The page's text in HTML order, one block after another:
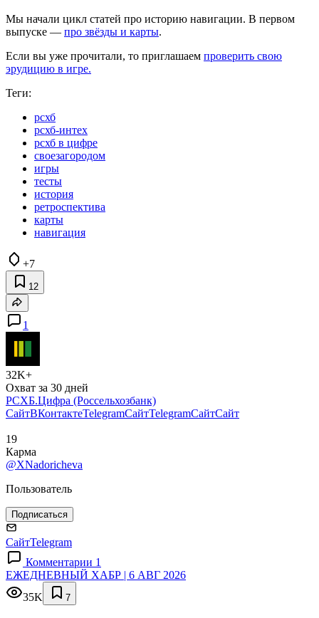
Мы начали цикл статей про историю навигации. В первом
выпуске — про звёзды и карты.
Если вы уже прочитали, то приглашаем проверить свою
эрудицию в игре.
Теги:
рсхб
рсхб-интех
рсхб в цифре
своезагородом
игры
тесты
история
ретроспектива
карты
навигация
+7
12
1
32K+
Охват за 30 дней
РСХБ.Цифра (Россельхозбанк)
СайтВКонтактеTelegramСайтTelegramСайтСайт
19
Карма
@XNadoricheva
Пользователь
Подписаться
СайтTelegram
Комментарии 1
ЕЖЕДНЕВНЫЙ ХАБР | 6 АВГ 2026
35K
7